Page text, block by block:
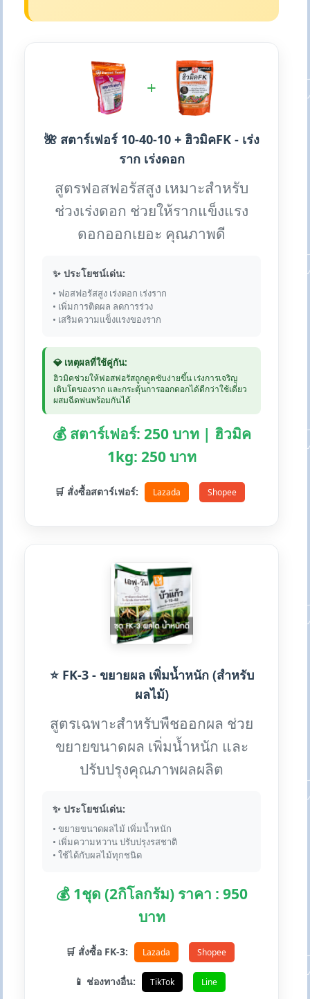
+
🌺 สตาร์เฟอร์ 10-40-10 + ฮิวมิคFK - เร่ง
ราก เร่งดอก
สูตรฟอสฟอรัสสูง เหมาะสำหรับ
ช่วงเร่งดอก ช่วยให้รากแข็งแรง
ดอกออกเยอะ คุณภาพดี
✨ ประโยชน์เด่น:
• ฟอสฟอรัสสูง เร่งดอก เร่งราก
• เพิ่มการติดผล ลดการร่วง
• เสริมความแข็งแรงของราก
💎 เหตุผลที่ใช้คู่กัน:
ฮิวมิคช่วยให้ฟอสฟอรัสถูกดูดซับง่ายขึ้น เร่งการเจริญ
เติบโตของราก และกระตุ้นการออกดอกได้ดีกว่าใช้เดี่ยว
ผสมฉีดพ่นพร้อมกันได้
💰 สตาร์เฟอร์: 250 บาท | ฮิวมิค
1kg: 250 บาท
🛒 สั่งซื้อสตาร์เฟอร์: Lazada Shopee
⭐ FK-3 - ขยายผล เพิ่มน้ำหนัก (สำหรับ
ผลไม้)
สูตรเฉพาะสำหรับพืชออกผล ช่วย
ขยายขนาดผล เพิ่มน้ำหนัก และ
ปรับปรุงคุณภาพผลผลิต
✨ ประโยชน์เด่น:
• ขยายขนาดผลไม้ เพิ่มน้ำหนัก
• เพิ่มความหวาน ปรับปรุงรสชาติ
• ใช้ได้กับผลไม้ทุกชนิด
💰 1ชุด (2กิโลกรัม) ราคา : 950
บาท
🛒 สั่งซื้อ FK-3: Lazada Shopee
📱 ช่องทางอื่น: TikTok Line